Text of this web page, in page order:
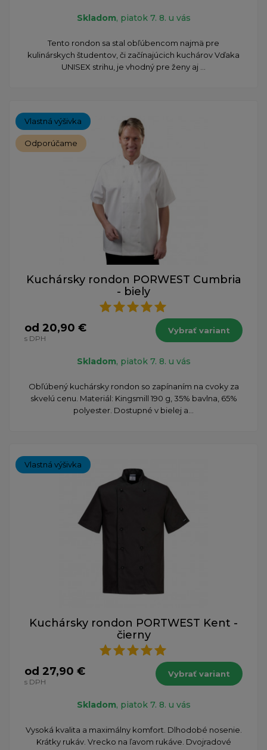
Skladom, piatok 7. 8. u vás
​Tento rondon sa stal obľúbencom najmä pre
kulinárskych študentov, či začínajúcich kuchárov Vďaka
UNISEX strihu, je vhodný pre ženy aj ...
Vlastná výšivka
Odporúčame
Kuchársky rondon PORWEST Cumbria
- biely
od 20,90 €
s DPH
Vybrať variant
Skladom, piatok 7. 8. u vás
Obľúbený kuchársky rondon so zapínaním na cvoky za
skvelú cenu. Materiál: Kingsmill 190 g, 35% bavlna, 65%
polyester. Dostupné v bielej a...
Vlastná výšivka
Kuchársky rondon PORTWEST Kent -
čierny
od 27,90 €
s DPH
Vybrať variant
Skladom, piatok 7. 8. u vás
Vysoká kvalita a maximálny komfort. Dlhodobé nosenie.
Krátky rukáv. Vrecko na ľavom rukáve. Dvojradové